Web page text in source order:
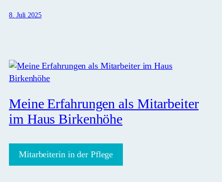
8. Juli 2025
Meine Erfahrungen als Mitarbeiter
im Haus Birkenhöhe
Mitarbeiterin in der Pflege